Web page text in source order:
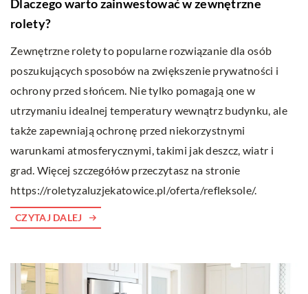
Dlaczego warto zainwestować w zewnętrzne
rolety?
Zewnętrzne rolety to popularne rozwiązanie dla osób
poszukujących sposobów na zwiększenie prywatności i
ochrony przed słońcem. Nie tylko pomagają one w
utrzymaniu idealnej temperatury wewnątrz budynku, ale
także zapewniają ochronę przed niekorzystnymi
warunkami atmosferycznymi, takimi jak deszcz, wiatr i
grad. Więcej szczegółów przeczytasz na stronie
https://roletyzaluzjekatowice.pl/oferta/refleksole/.
CZYTAJ DALEJ